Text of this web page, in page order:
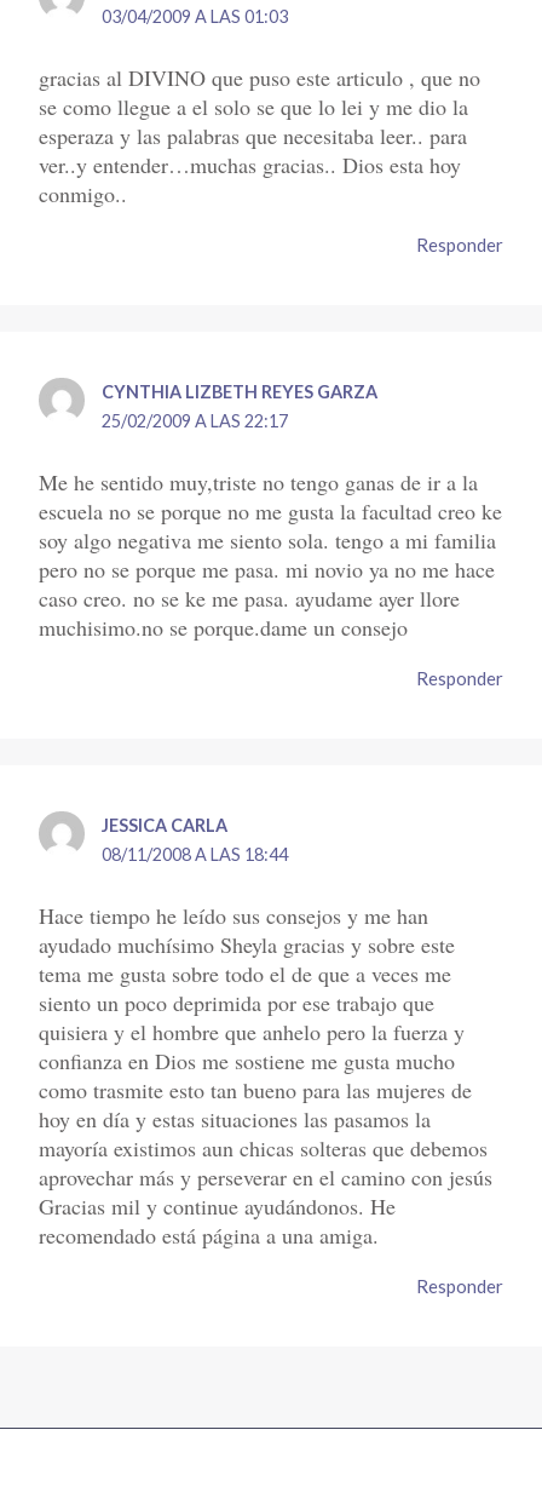
03/04/2009 A LAS 01:03
gracias al DIVINO que puso este articulo , que no
se como llegue a el solo se que lo lei y me dio la
esperaza y las palabras que necesitaba leer.. para
ver..y entender…muchas gracias.. Dios esta hoy
conmigo..
Responder
CYNTHIA LIZBETH REYES GARZA
25/02/2009 A LAS 22:17
Me he sentido muy,triste no tengo ganas de ir a la
escuela no se porque no me gusta la facultad creo ke
soy algo negativa me siento sola. tengo a mi familia
pero no se porque me pasa. mi novio ya no me hace
caso creo. no se ke me pasa. ayudame ayer llore
muchisimo.no se porque.dame un consejo
Responder
JESSICA CARLA
08/11/2008 A LAS 18:44
Hace tiempo he leído sus consejos y me han
ayudado muchísimo Sheyla gracias y sobre este
tema me gusta sobre todo el de que a veces me
siento un poco deprimida por ese trabajo que
quisiera y el hombre que anhelo pero la fuerza y
confianza en Dios me sostiene me gusta mucho
como trasmite esto tan bueno para las mujeres de
hoy en día y estas situaciones las pasamos la
mayoría existimos aun chicas solteras que debemos
aprovechar más y perseverar en el camino con jesús
Gracias mil y continue ayudándonos. He
recomendado está página a una amiga.
Responder